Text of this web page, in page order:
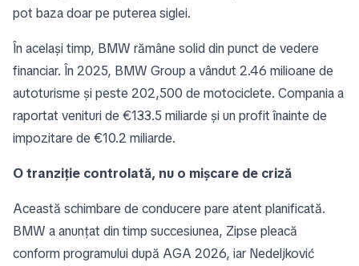
pot baza doar pe puterea siglei.
În același timp, BMW rămâne solid din punct de vedere
financiar. În 2025, BMW Group a vândut 2.46 milioane de
autoturisme și peste 202,500 de motociclete. Compania a
raportat venituri de €133.5 miliarde și un profit înainte de
impozitare de €10.2 miliarde.
O tranziție controlată, nu o mișcare de criză
Această schimbare de conducere pare atent planificată.
BMW a anunțat din timp succesiunea, Zipse pleacă
conform programului după AGA 2026, iar Nedeljković